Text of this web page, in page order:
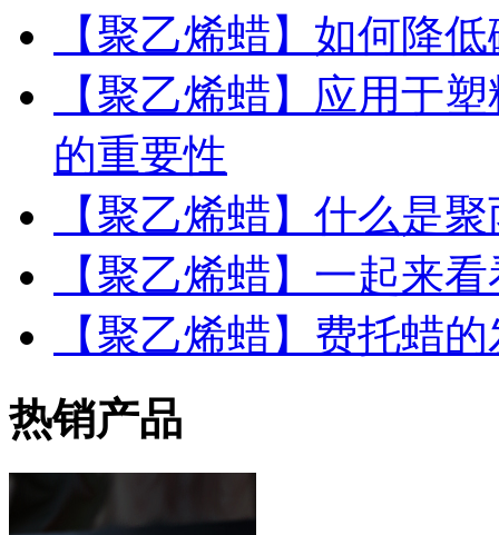
【聚乙烯蜡】如何降
【聚乙烯蜡】应用于
的重要性
【聚乙烯蜡】什么是
【聚乙烯蜡】一起来
【聚乙烯蜡】费托蜡
热销产品